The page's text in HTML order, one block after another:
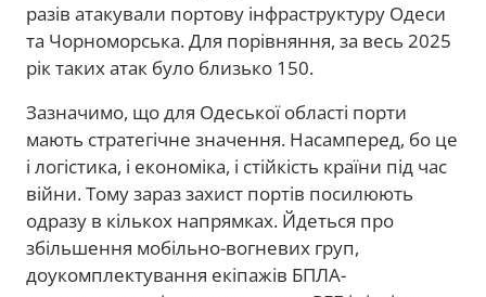
разів атакували портову інфраструктуру Одеси
та Чорноморська. Для порівняння, за весь 2025
рік таких атак було близько 150.
Зазначимо, що для Одеської області порти
мають стратегічне значення. Насамперед, бо це
і логістика, і економіка, і стійкість країни під час
війни. Тому зараз захист портів посилюють
одразу в кількох напрямках. Йдеться про
збільшення мобільно-вогневих груп,
доукомплектування екіпажів БПЛА-